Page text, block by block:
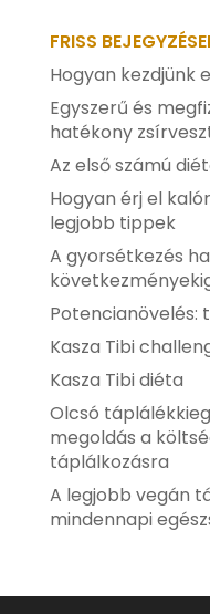
FRISS
Hogyan kezdjünk
Egyszerű és
hatékony
Az első számú
Hogyan érj el
legjobb tippek
A gyorsétkezés
Potencianövelés:
Kasza Tibi
Kasza Tibi diéta
Olcsó
megoldás a
táplálkozásra
A legjobb vegán
mindennapi